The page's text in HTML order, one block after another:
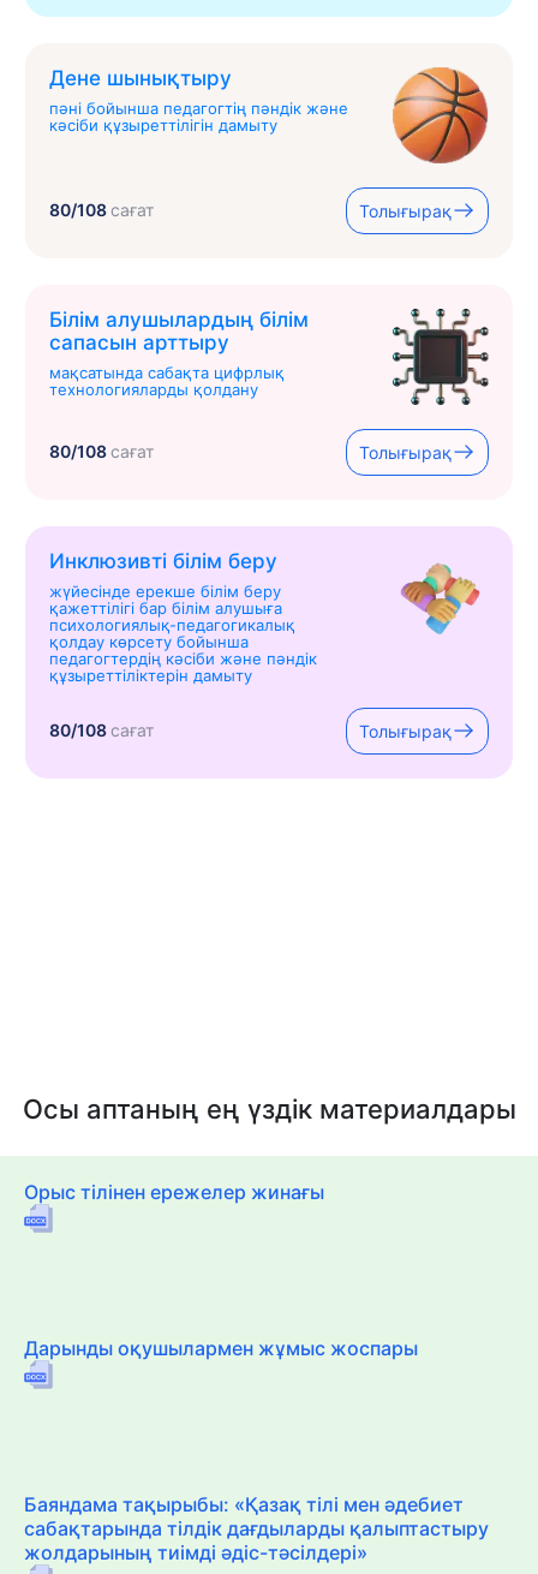
Дене шынықтыру
пәні бойынша педагогтің пәндік және
кәсіби құзыреттілігін дамыту
80/108сағат Толығырақ
Білім алушылардың білім
сапасын арттыру
мақсатында сабақта цифрлық
технологияларды қолдану
80/108сағат Толығырақ
Инклюзивті білім беру
жүйесінде ерекше білім беру
қажеттілігі бар білім алушыға
психологиялық-педагогикалық
қолдау көрсету бойынша
педагогтердің кәсіби және пәндік
құзыреттіліктерін дамыту
80/108сағат Толығырақ
Осы аптаның ең үздік материалдары
Орыс тілінен ережелер жинағы
Дарынды оқушылармен жұмыс жоспары
Баяндама тақырыбы: «Қазақ тілі мен әдебиет
сабақтарында тілдік дағдыларды қалыптастыру
жолдарының тиімді әдіс-тәсілдері»